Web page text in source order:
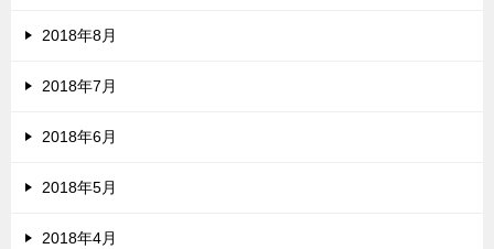
2018年8月
2018年7月
2018年6月
2018年5月
2018年4月